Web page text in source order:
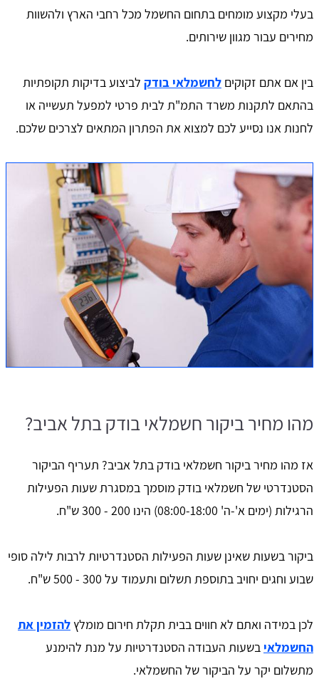
בעלי מקצוע מומחים בתחום החשמל מכל רחבי הארץ ולהשוות
מחירים עבור מגוון שירותים.
בין אם אתם זקוקים לחשמלאי בודק לביצוע בדיקות תקופתיות
בהתאם לתקנות משרד התמ"ת לבית פרטי למפעל תעשייה או
לחנות אנו נסייע לכם למצוא את הפתרון המתאים לצרכים שלכם.
מהו מחיר ביקור חשמלאי בודק בתל אביב?
אז מהו מחיר ביקור חשמלאי בודק בתל אביב? תעריף הביקור
הסטנדרטי של חשמלאי בודק מוסמך במסגרת שעות הפעילות
הרגילות (ימים א'-ה' 08:00-18:00) הינו 200 - 300 ש"ח.
ביקור בשעות שאינן שעות הפעילות הסטנדרטיות לרבות לילה סופי
שבוע וחגים יחויב בתוספת תשלום ותעמוד על 300 - 500 ש"ח.
לכן במידה ואתם לא חווים בבית תקלת חירום מומלץ להזמין את
החשמלאי בשעות העבודה הסטנדרטיות על מנת להימנע
מתשלום יקר על הביקור של החשמלאי.